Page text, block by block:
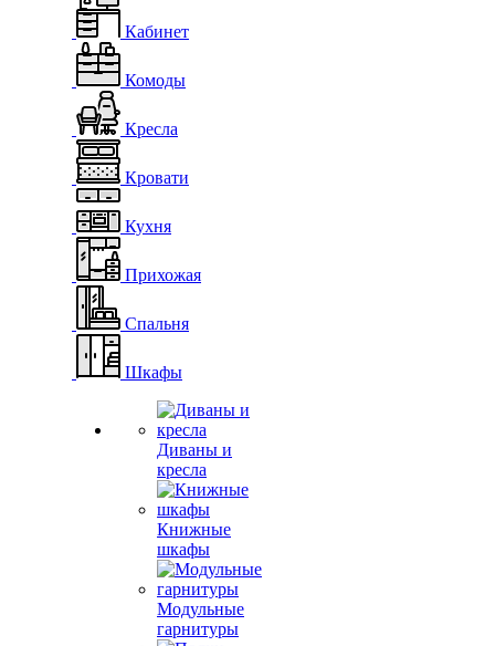
Кабинет
Комоды
Кресла
Кровати
Кухня
Прихожая
Спальня
Шкафы
Диваны и
кресла
Книжные
шкафы
Модульные
гарнитуры